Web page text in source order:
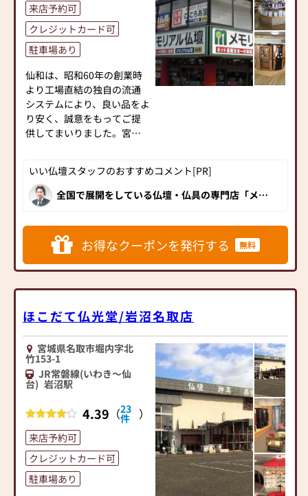
来店予約可
クレジットカード可
駐車場あり
仙和は、昭和60年の創業時
より工場直結の独自の流通
システムにより、良い品をよ
り安く、誠意をもってご提
供してまいりました。宮城
をしております。（2018年
現在）
れるもの。だからこそお客
様との確かな信頼関係を大
切に、お客様の立場に立っ
しております。地域に密着し
品を量販体制で、しかも心の
こもったきめ細やかなサー
ビスを添えて皆様にお届け
したい。これが仙和の精神
であります。
皆様のご愛顧に応えるべ
く、今後も安心と真心のこ
もったサービスを第一に、
より多くのお客様と信頼の
絆を結び、仙和の精神と感
謝の心を忘れずに邁進して
まいります。
いい仏壇スタッフのおすすめコメント[PR]
全国で展開をしている仏壇・仏具の専門店「メモ
リアル仏壇」。中でもメモリアル仏壇 仙台店は、
まで、約220本以上と地域最大級の豊富な品揃え
を誇る大型店舗です！仙台地区の需要を取り入
れ、家具調仏壇のコーナーを増設。お客様に大変
好評をいただいております。県外からもご来店さ
れるお客様も多く、専門知識豊富なスタッフの丁
寧な接客やお困りごとにすぐに対応していただけ
城県にお住いの方には是非訪問していただきたい
お得なクーポンを発行する 無料
ほこだて仏光堂/岩沼名取店
宮城県名取市堀内字北
竹153-1
JR常磐線(いわき～仙
台) 岩沼駅
4.39 （23
件 ）
来店予約可
クレジットカード可
駐車場あり